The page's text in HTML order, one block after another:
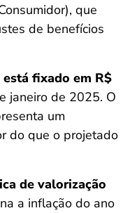
que
de benefícios
está fixado em R$
janeiro de 2025. O
um
do que o projetado
de valorização
a inflação do ano